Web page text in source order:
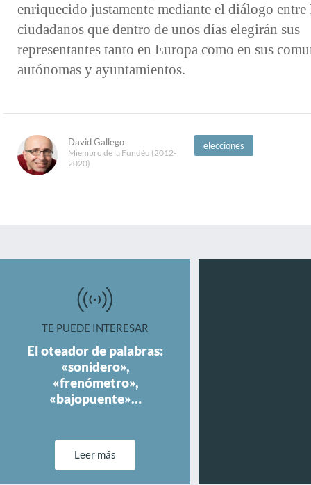
enriquecido justamente mediante el diálogo entre
ciudadanos que dentro de unos días elegirán sus
representantes tanto en Europa como en sus
autónomas y ayuntamientos.
David Gallego
Miembro de la Fundéu (2012-
2020)
elecciones
TE PUEDE INTERESAR
El oteador de palabras:
«sonidero»,
«frenómetro»,
«bajopuente»…
Leer más